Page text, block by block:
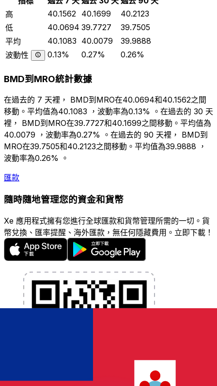
高
40.1562 40.1699
40.2123
低
40.0694 39.7727
39.7505
平均
40.1083 40.0079
39.9888
波動性
0.13% 0.27% 0.26%
BMD到MRO統計數據
在過去的 7 天裡， BMD到MRO在40.0694和40.1562之間
移動。平均值為40.1083 ，波動率為0.13% 。在過去的 30 天
裡， BMD到MRO在39.7727和40.1699之間移動。平均值為
40.0079 ，波動率為0.27% 。在過去的 90 天裡， BMD到
MRO在39.7505和40.2123之間移動。平均值為39.9888 ，
波動率為0.26% 。
匯款
隨時隨地管理您的資金和貨幣
Xe 應用程式擁有您進行全球匯款和貨幣管理所需的一切。貨
幣兌換、匯率提醒、海外匯款，無任何隱藏費用。立即下載！